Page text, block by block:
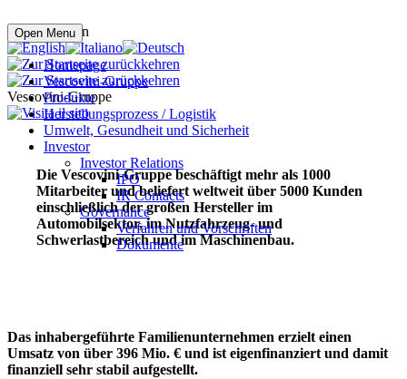
Open Menu
Homepage
Vescovini-Gruppe
Produkte
Herstellungsprozess / Logistik
Umwelt, Gesundheit und Sicherheit
Investor
Investor Relations
IPO
IR Contacts
Governance
Verfahren und Vorschriften
Dokumente
Online kaufen
Vescovini-Gruppe
Die Vescovini-Gruppe beschäftigt mehr als 1000
Mitarbeiter und beliefert weltweit über 5000 Kunden
einschließlich der großen Hersteller im
Automobilsektor, im Nutzfahrzeug- und
Schwerlastbereich und im Maschinenbau.
Das inhabergeführte Familienunternehmen erzielt einen
Umsatz von über 396 Mio. € und ist eigenfinanziert und damit
finanziell sehr stabil aufgestellt.